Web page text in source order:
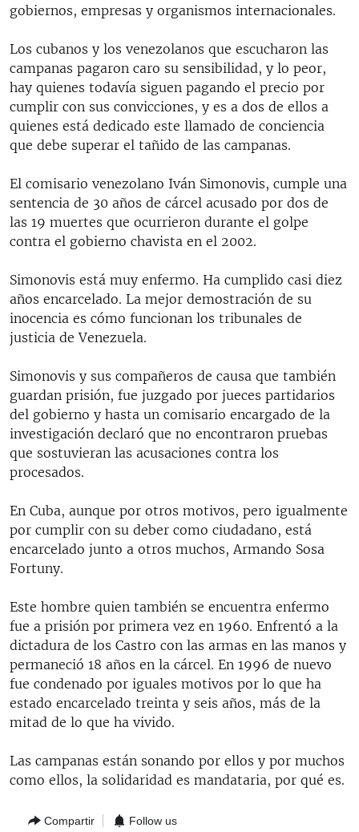
gobiernos, empresas y organismos internacionales.
Los cubanos y los venezolanos que escucharon las
campanas pagaron caro su sensibilidad, y lo peor,
hay quienes todavía siguen pagando el precio por
cumplir con sus convicciones, y es a dos de ellos a
quienes está dedicado este llamado de conciencia
que debe superar el tañido de las campanas.
El comisario venezolano Iván Simonovis, cumple una
sentencia de 30 años de cárcel acusado por dos de
las 19 muertes que ocurrieron durante el golpe
contra el gobierno chavista en el 2002.
Simonovis está muy enfermo. Ha cumplido casi diez
años encarcelado. La mejor demostración de su
inocencia es cómo funcionan los tribunales de
justicia de Venezuela.
Simonovis y sus compañeros de causa que también
guardan prisión, fue juzgado por jueces partidarios
del gobierno y hasta un comisario encargado de la
investigación declaró que no encontraron pruebas
que sostuvieran las acusaciones contra los
procesados.
En Cuba, aunque por otros motivos, pero igualmente
por cumplir con su deber como ciudadano, está
encarcelado junto a otros muchos, Armando Sosa
Fortuny.
Este hombre quien también se encuentra enfermo
fue a prisión por primera vez en 1960. Enfrentó a la
dictadura de los Castro con las armas en las manos y
permaneció 18 años en la cárcel. En 1996 de nuevo
fue condenado por iguales motivos por lo que ha
estado encarcelado treinta y seis años, más de la
mitad de lo que ha vivido.
Las campanas están sonando por ellos y por muchos
como ellos, la solidaridad es mandataria, por qué es.
Compartir Follow us